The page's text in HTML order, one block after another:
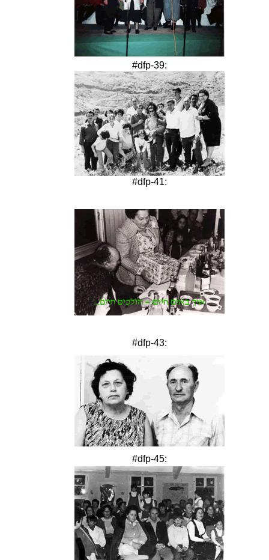
#dfp-39:
#dfp-41:
#dfp-43:
#dfp-45: